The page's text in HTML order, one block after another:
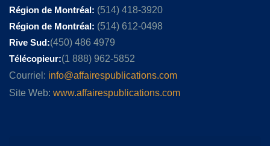
Région de Montréal: (514) 418-3920
Région de Montréal: (514) 612-0498
Rive Sud:(450) 486 4979
Télécopieur:(1 888) 962-5852
Courriel: info@affairespublications.com
Site Web: www.affairespublications.com